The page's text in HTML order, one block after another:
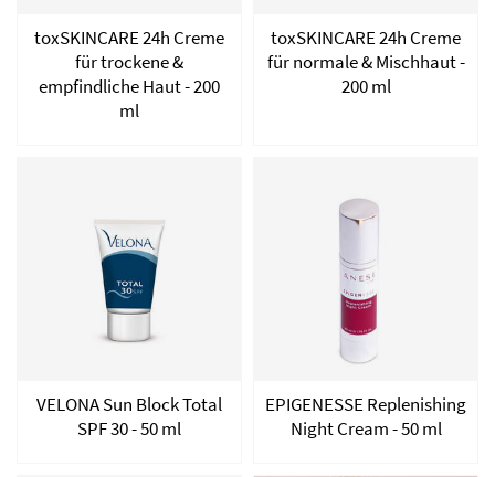
toxSKINCARE 24h Creme
für trockene &
empfindliche Haut - 200
ml
toxSKINCARE 24h Creme
für normale & Mischhaut -
200 ml
VELONA Sun Block Total
SPF 30 - 50 ml
EPIGENESSE Replenishing
Night Cream - 50 ml